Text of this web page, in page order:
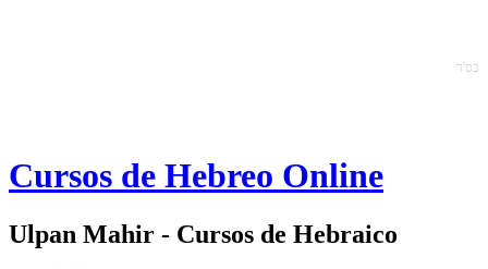
בס'ד
Cursos de Hebreo Online
Ulpan Mahir - Cursos de Hebraico